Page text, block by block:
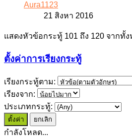
Aura1123
21 สิงหา 2016
แสดงหัวข้อกระทู้ 101 ถึง 120 จากทั้
ตั้งค่าการเรียงกระทู้
เรียงกระทู้ตาม:
เรียงจาก:
ประเภทกระทู้:
กำลังโหลด...